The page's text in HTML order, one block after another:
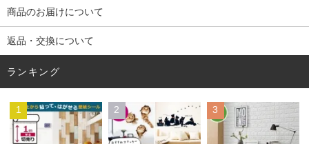
商品のお届けについて
返品・交換について
ランキング
1 2 3